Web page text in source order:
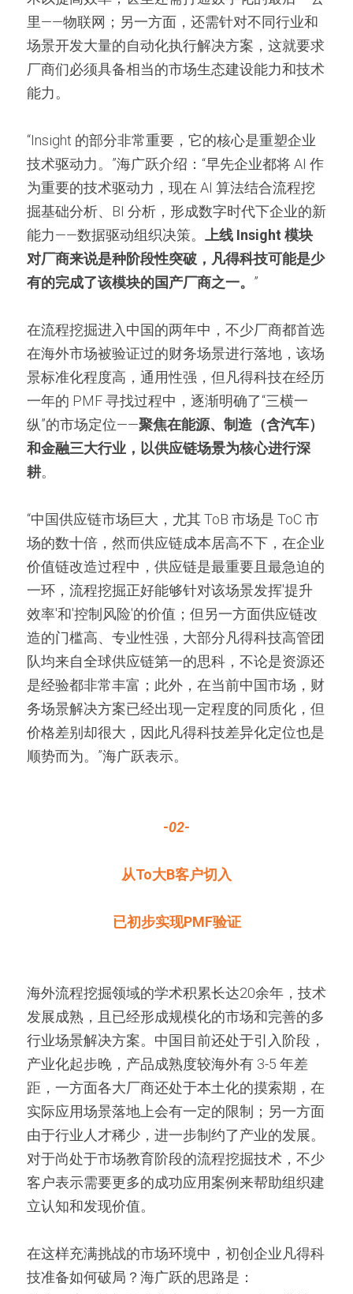
里——物联网；另一方面，还需针对不同行业和
场景开发大量的自动化执行解决方案，这就要求
厂商们必须具备相当的市场生态建设能力和技术
能力。
“Insight 的部分非常重要，它的核心是重塑企业
技术驱动力。”海广跃介绍：“早先企业都将 AI 作
为重要的技术驱动力，现在 AI 算法结合流程挖
掘基础分析、BI 分析，形成数字时代下企业的新
能力——数据驱动组织决策。
上线 Insight 模块
对厂商来说是种阶段性突破，凡得科技可能是少
有的完成了该模块的国产厂商之一。 ”
在流程挖掘进入中国的两年中，不少厂商都首选
在海外市场被验证过的财务场景进行落地，该场
景标准化程度高，通用性强，但凡得科技在经历
一年的 PMF 寻找过程中，逐渐明确了“三横一
纵”的市场定位——聚焦在能源、制造（含汽车）
和金融三大行业，以供应链场景为核心进行深
耕。
“中国供应链市场巨大，尤其 ToB 市场是 ToC 市
场的数十倍，然而供应链成本居高不下，在企业
价值链改造过程中，供应链是最重要且最急迫的
一环，流程挖掘正好能够针对该场景发挥'提升
效率'和'控制风险'的价值；但另一方面供应链改
造的门槛高、专业性强，大部分凡得科技高管团
队均来自全球供应链第一的思科，不论是资源还
是经验都非常丰富；此外，在当前中国市场，财
务场景解决方案已经出现一定程度的同质化，但
价格差别却很大，因此凡得科技差异化定位也是
顺势而为。”海广跃表示。
-02-
从To大B客户切入
已初步实现PMF验证
海外流程挖掘领域的学术积累长达20余年，技术
发展成熟，且已经形成规模化的市场和完善的多
行业场景解决方案。中国目前还处于引入阶段，
产业化起步晚，产品成熟度较海外有 3-5 年差
距，一方面各大厂商还处于本土化的摸索期，在
实际应用场景落地上会有一定的限制；另一方面
由于行业人才稀少，进一步制约了产业的发展。
对于尚处于市场教育阶段的流程挖掘技术，不少
客户表示需要更多的成功应用案例来帮助组织建
立认知和发现价值。
在这样充满挑战的市场环境中，初创企业凡得科
技准备如何破局？海广跃的思路是：